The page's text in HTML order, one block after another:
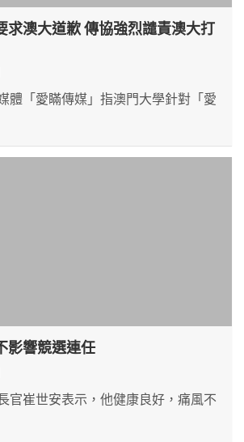
求澳大道歉 傳協強烈譴責澳大打
體「愛瞞傳媒」指澳門大學針對「愛
影響競選連任
官崔世安表示，他健康良好，痛風不